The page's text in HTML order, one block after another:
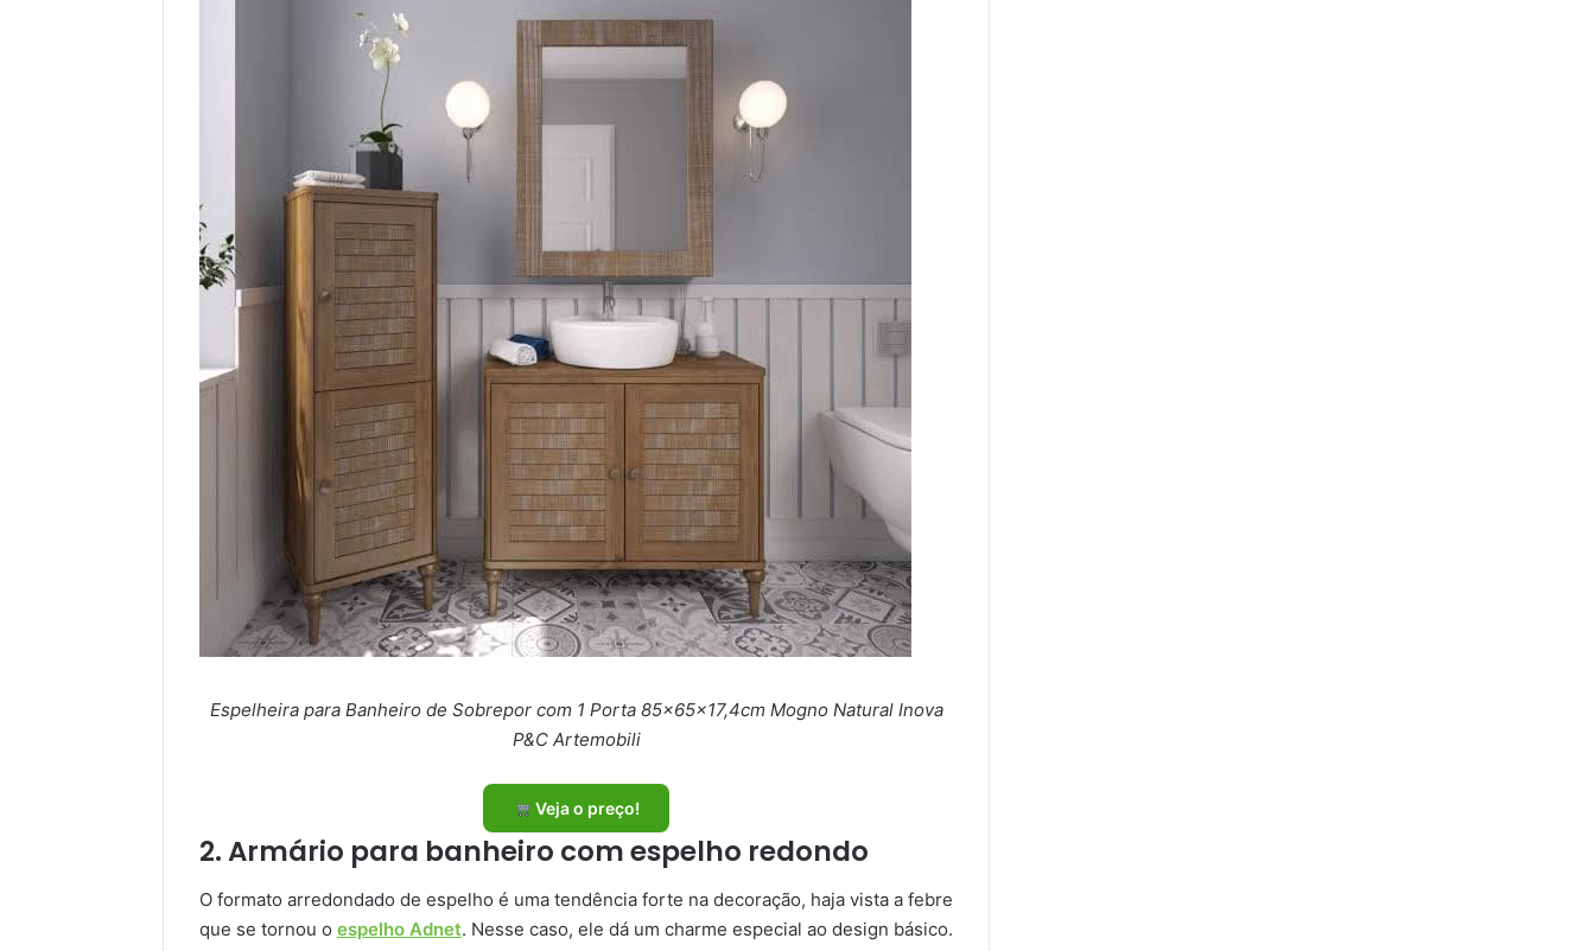
Espelheira para Banheiro de Sobrepor com 1 Porta 85x65x17,4cm Mogno Natural Inova
P&C Artemobili
Veja o preço!
2. Armário para banheiro com espelho redondo
O formato arredondado de espelho é uma tendência forte na decoração, haja vista a febre
que se tornou o espelho Adnet. Nesse caso, ele dá um charme especial ao design básico.